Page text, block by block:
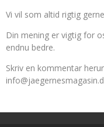
Vi vil som altid rigtig
Din mening er vigtig for
endnu bedre.
Skriv en kommentar